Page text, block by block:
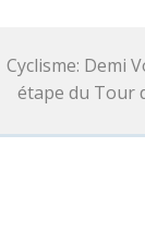
Cyclisme: Demi
étape du Tour